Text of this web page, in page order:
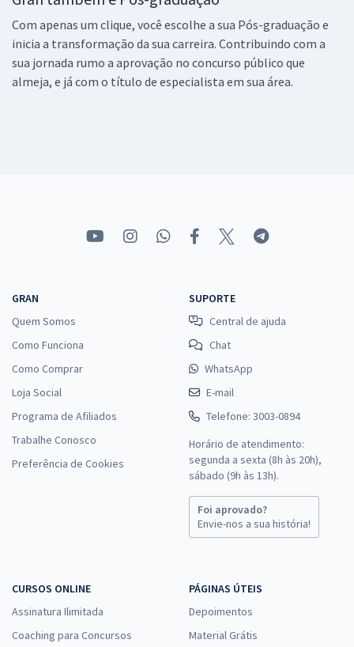
Com apenas um clique, você escolhe a sua Pós-graduação e
inicia a transformação da sua carreira. Contribuindo com a
sua jornada rumo a aprovação no concurso público que
almeja, e já com o título de especialista em sua área.
GRAN
Quem Somos
Como Funciona
Como Comprar
Loja Social
Programa de Afiliados
Trabalhe Conosco
Preferência de Cookies
SUPORTE
Central de ajuda
Chat
WhatsApp
E-mail
Telefone: 3003-0894
Horário de atendimento:
segunda a sexta (8h às 20h),
sábado (9h às 13h).
Foi aprovado?
Envie-nos a sua história!
CURSOS ONLINE
Assinatura Ilimitada
Coaching para Concursos
PÁGINAS ÚTEIS
Depoimentos
Material Grátis